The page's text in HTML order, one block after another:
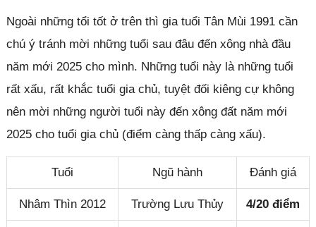
Ngoài những tổi tốt ở trên thì gia tuổi Tân Mùi 1991 cần
chú ý tránh mời những tuổi sau đâu đến xông nhà đầu
năm mới 2025 cho mình. Những tuổi này là những tuổi
rất xấu, rất khắc tuổi gia chủ, tuyệt đối kiêng cự không
nên mời những người tuổi này đến xông đất năm mới
2025 cho tuổi gia chủ (điểm càng thấp càng xấu).
Tuổi Ngũ hành Đánh giá
Nhâm Thìn 2012 Trường Lưu Thủy 4/20 điểm